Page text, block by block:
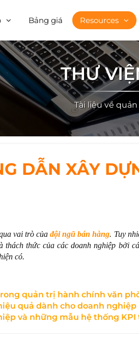
Bảng giá Resources
THƯ
Tài liệu về
DẪN XÂY
vai trò củađội ngũ bán hàng. Tuy
thức của các doanh nghiệp bởi
có.
quản trị hành chính văn
quả dành cho doanh nghiệp
và những mẫu hệ thống